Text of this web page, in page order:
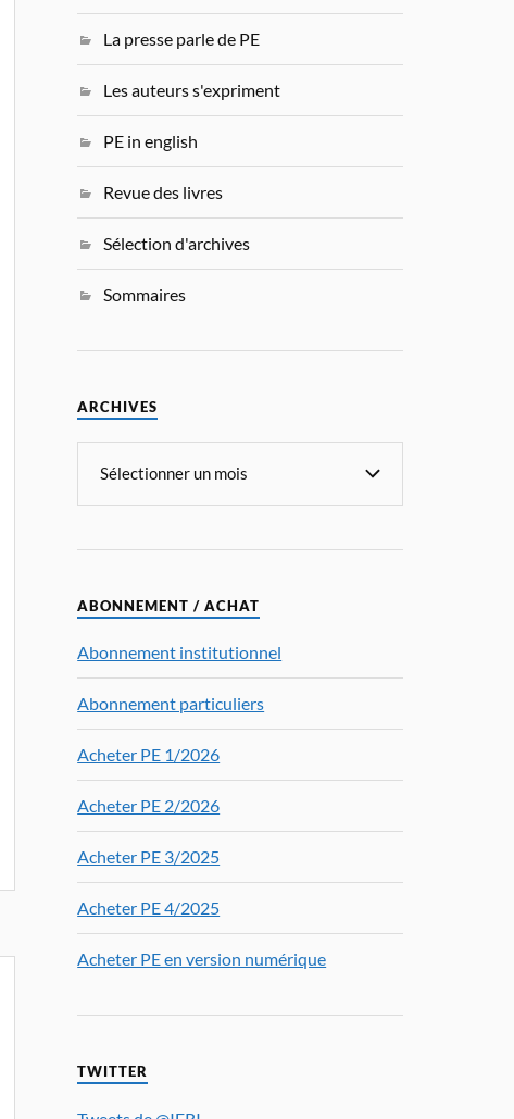
La presse parle de PE
Les auteurs s'expriment
PE in english
Revue des livres
Sélection d'archives
Sommaires
ARCHIVES
ABONNEMENT / ACHAT
Abonnement institutionnel
Abonnement particuliers
Acheter PE 1/2026
Acheter PE 2/2026
Acheter PE 3/2025
Acheter PE 4/2025
Acheter PE en version numérique
TWITTER